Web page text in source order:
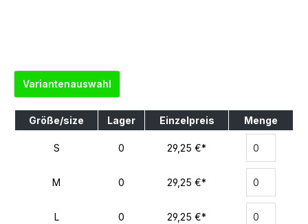
Variantenauswahl
Größe/size Lager Einzelpreis Menge
S 0 29,25 €*
M 0 29,25 €*
L 0 29,25 €*